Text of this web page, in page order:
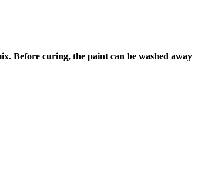
Before curing, the paint can be washed away